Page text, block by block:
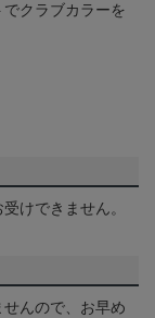
クラブカラーを
けできません。
んので、お早め